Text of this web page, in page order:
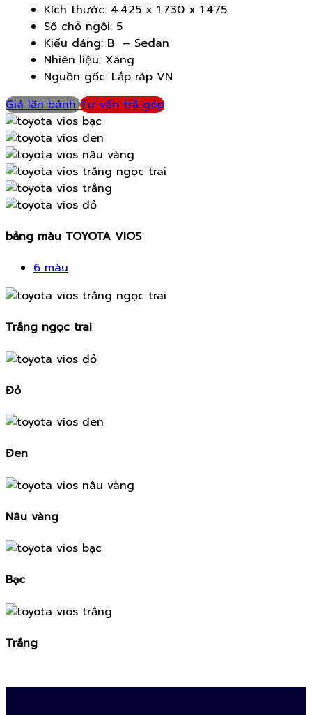
Kích thước: 4.425 x 1.730 x 1.475
Số chỗ ngồi: 5
Kiểu dáng: B – Sedan
Nhiên liệu: Xăng
Nguồn gốc: Lắp ráp VN
Giá lăn bánh Tư vấn trả góp
bảng màu TOYOTA VIOS
6 màu
Trắng ngọc trai
Đỏ
Đen
Nâu vàng
Bạc
Trắng